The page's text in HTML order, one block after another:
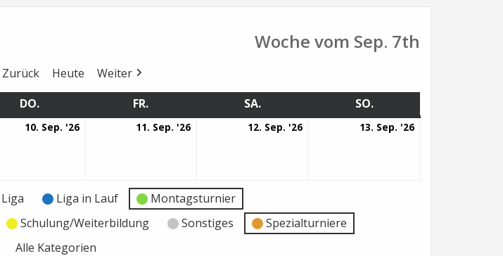
Woche vom Sep. 7th
Zurück Heute
Weiter
DO. FR. SA.SAMSTAG SO.SONNTAG
10. Sep. '26 11. Sep. '26 12. Sep. '26 13. Sep. '26
Liga Liga in Lauf
Montagsturnier
Schulung/Weiterbildung Sonstiges
Spezialturniere
Alle Kategorien